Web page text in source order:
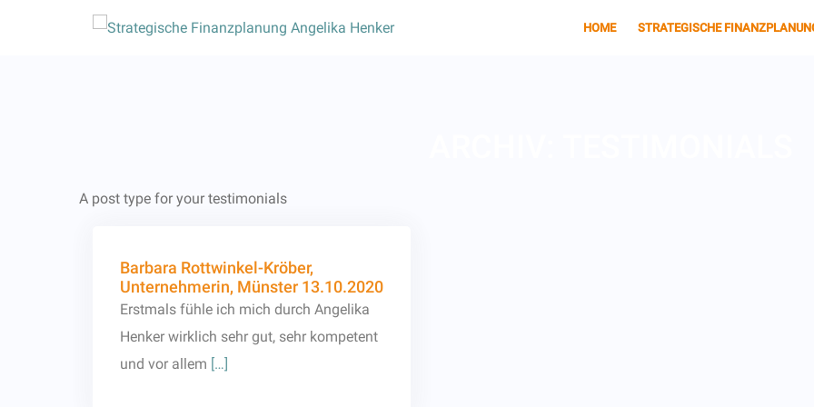
HOME STRATEGISCHE
A post type for your testimonials
Barbara Rottwinkel-Kröber,
Unternehmerin, Münster 13.10.2020
Erstmals fühle ich mich durch Angelika
Henker wirklich sehr gut, sehr kompetent
und vor allem […]